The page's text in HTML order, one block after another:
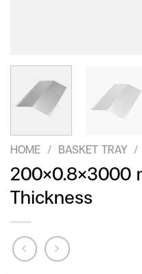
HOME / BASKET TRAY /
200×0.8×3000
Thickness